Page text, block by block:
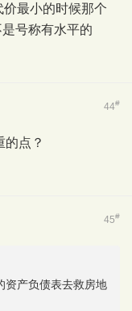
最小的时候那个
号称有水平的
44#
的点？
45#
资产负债表去救房地